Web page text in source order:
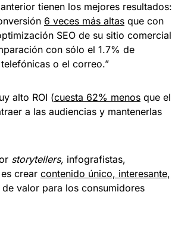
tienen los mejores resultados:
6 veces más altas que con
SEO de su sitio comercial
con sólo el 1.7% de
o el correo.”
alto ROI (cuesta 62% menos que el
a las audiencias y mantenerlas
storytellers, infografistas,
crear contenido único, interesante,
valor para los consumidores